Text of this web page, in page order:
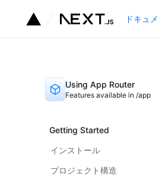
ドキュ
Using App Router
Features available in /app
Getting Started
インストール
プロジェクト構造